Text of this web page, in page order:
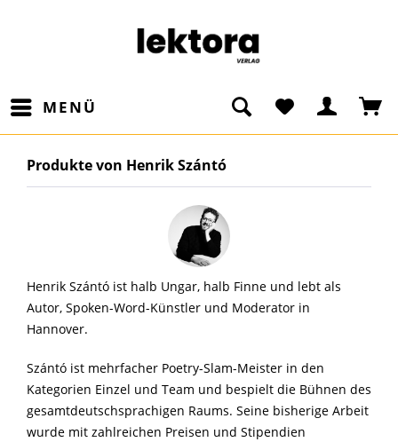
MENÜ
Produkte von Henrik Szántó
Henrik Szántó ist halb Ungar, halb Finne und lebt als
Autor, Spoken-Word-Künstler und Moderator in
Hannover.
Szántó ist mehrfacher Poetry-Slam-Meister in den
Kategorien Einzel und Team und bespielt die Bühnen des
gesamtdeutschsprachigen Raums. Seine bisherige Arbeit
wurde mit zahlreichen Preisen und Stipendien